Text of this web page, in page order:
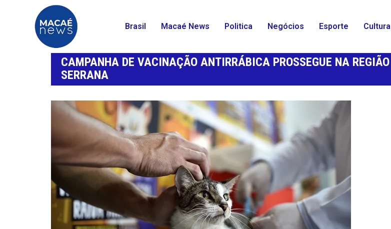
Brasil Macaé News Politica Negócios Esporte Cultura
CAMPANHA DE VACINAÇÃO ANTIRRÁBICA PROSSEGUE NA REGIÃO
SERRANA